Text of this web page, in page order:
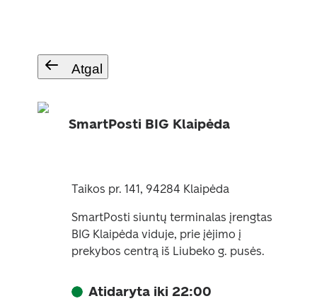
Atgal
SmartPosti BIG Klaipėda
Taikos pr. 141, 94284 Klaipėda
SmartPosti siuntų terminalas įrengtas
BIG Klaipėda viduje, prie įėjimo į
prekybos centrą iš Liubeko g. pusės.
Atidaryta iki 22:00